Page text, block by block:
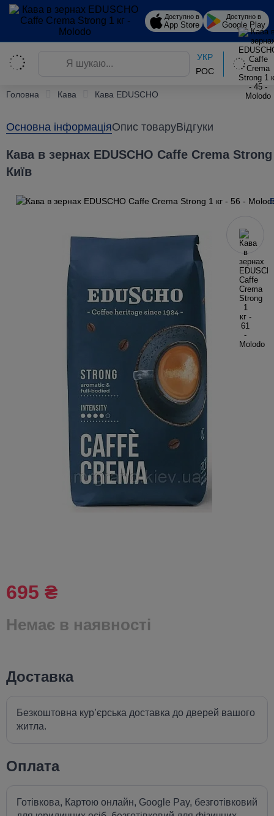
Доступно в
App Store
Доступно в
Google Play
УКР
РОС
Головна Кава Кава EDUSCHO
Основна інформаціяОпис товаруВідгуки
Кава в зернах EDUSCHO Caffe Crema Strong
Київ
695 ₴
Немає в наявності
Доставка
Безкоштовна кур’єрська доставка до дверей вашого
житла.
Оплата
Готівкова, Картою онлайн, Google Pay, безготівковий